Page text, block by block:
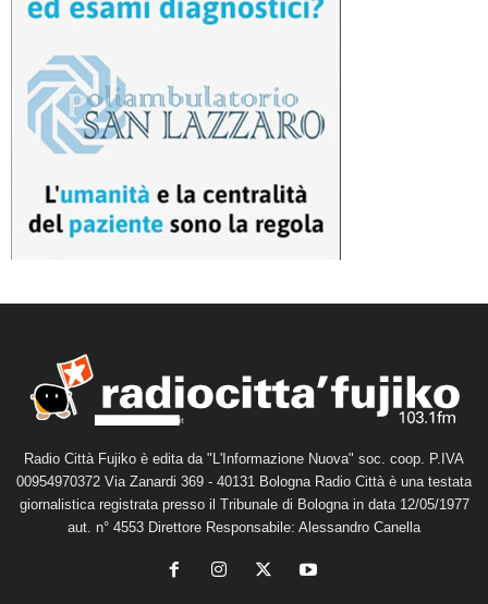
Radio Città Fujiko è edita da "L'Informazione Nuova" soc. coop. P.IVA
00954970372 Via Zanardi 369 - 40131 Bologna Radio Città è una testata
giornalistica registrata presso il Tribunale di Bologna in data 12/05/1977
aut. n° 4553 Direttore Responsabile: Alessandro Canella